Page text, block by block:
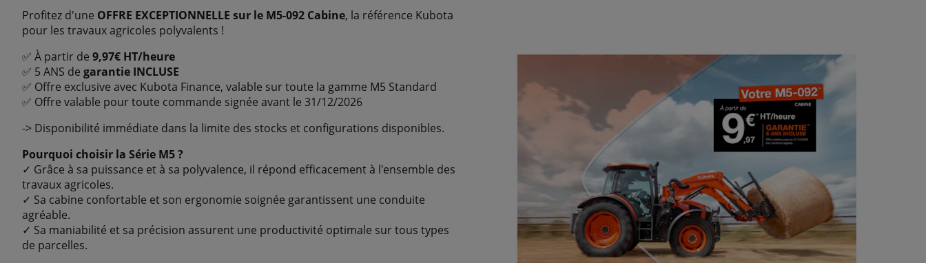
Profitez d'une OFFRE EXCEPTIONNELLE sur le M5-092 Cabine, la référence Kubota
pour les travaux agricoles polyvalents !
✅ À partir de 9,97€ HT/heure
✅ 5 ANS de garantie INCLUSE
✅ Offre exclusive avec Kubota Finance, valable sur toute la gamme M5 Standard
✅ Offre valable pour toute commande signée avant le 31/12/2026
-> Disponibilité immédiate dans la limite des stocks et configurations disponibles.
Pourquoi choisir la Série M5 ?
✓ Grâce à sa puissance et à sa polyvalence, il répond efficacement à l'ensemble des
travaux agricoles.
✓ Sa cabine confortable et son ergonomie soignée garantissent une conduite
agréable.
✓ Sa maniabilité et sa précision assurent une productivité optimale sur tous types
de parcelles.